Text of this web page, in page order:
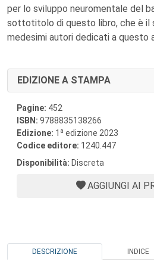
per lo sviluppo neuromentale del
sottotitolo di questo libro, che è il
medesimi autori dedicati a questo
EDIZIONE A STAMPA
Pagine: 452
ISBN: 9788835138266
Edizione: 1 a edizione 2023
Codice editore: 1240.447
Disponibilità: Discreta
AGGIUNGI AI
DESCRIZIONE INDICE